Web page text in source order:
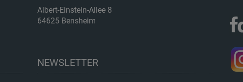
Albert-Einstein-Allee 8
64625 Bensheim
NEWSLETTER